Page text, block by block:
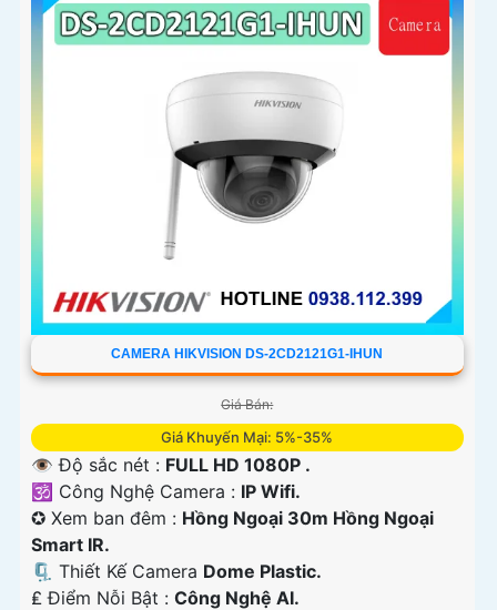
CAMERA HIKVISION DS-2CD2121G1-IHUN
Giá Bán:
Giá Khuyến Mại: 5%-35%
👁 Độ sắc nét : FULL HD 1080P .
🕉️ Công Nghệ Camera : IP Wifi.
✪ Xem ban đêm : Hồng Ngoại 30m Hồng Ngoại
Smart IR.
🗜️ Thiết Kế Camera Dome Plastic.
️₤ Điểm Nỗi Bật : Công Nghệ AI.